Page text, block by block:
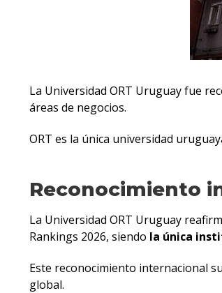
La Universidad ORT Uruguay fue
áreas de negocios.
ORT es la única universidad
Reconocimiento
La Universidad ORT Uruguay
Rankings 2026, siendo la única
Este reconocimiento internacional
global.